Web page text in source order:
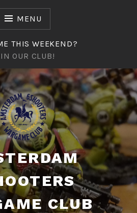
MENU
THIS WEEKEND?
OUR CLUB!
CLUB